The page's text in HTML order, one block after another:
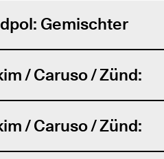
Gemischter
/ Caruso / Zünd:
/ Caruso / Zünd: